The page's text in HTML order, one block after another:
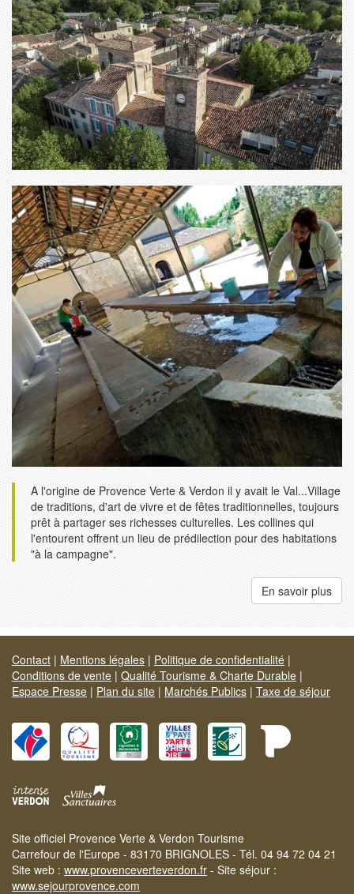
A l'origine de Provence Verte & Verdon il y avait le Val...Village
de traditions, d'art de vivre et de fêtes traditionnelles, toujours
prêt à partager ses richesses culturelles. Les collines qui
l'entourent offrent un lieu de prédilection pour des habitations
"à la campagne".
En savoir plus
Contact | Mentions légales | Politique de confidentialité |
Conditions de vente | Qualité Tourisme & Charte Durable |
Espace Presse | Plan du site | Marchés Publics | Taxe de séjour
Site officiel Provence Verte & Verdon Tourisme
Carrefour de l'Europe - 83170 BRIGNOLES - Tél. 04 94 72 04 21
Site web : www.provenceverteverdon.fr - Site séjour :
www.sejourprovence.com